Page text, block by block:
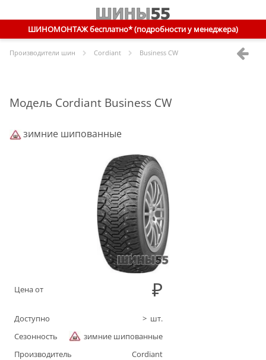
ШИНОМОНТАЖ бесплатно* (подробности у менеджера)
Производители шин Cordiant Business CW
Модель Cordiant Business CW
зимние шипованные
Цена от
Доступно > шт.
Сезонность
зимние шипованные
Производитель
Cordiant